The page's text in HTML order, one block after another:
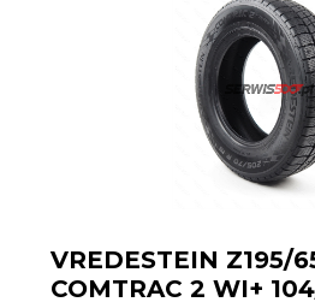
VREDESTEIN Z195/
COMTRAC 2 WI+